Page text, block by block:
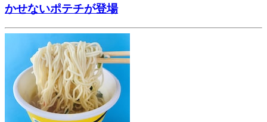
かせないポテチが登場